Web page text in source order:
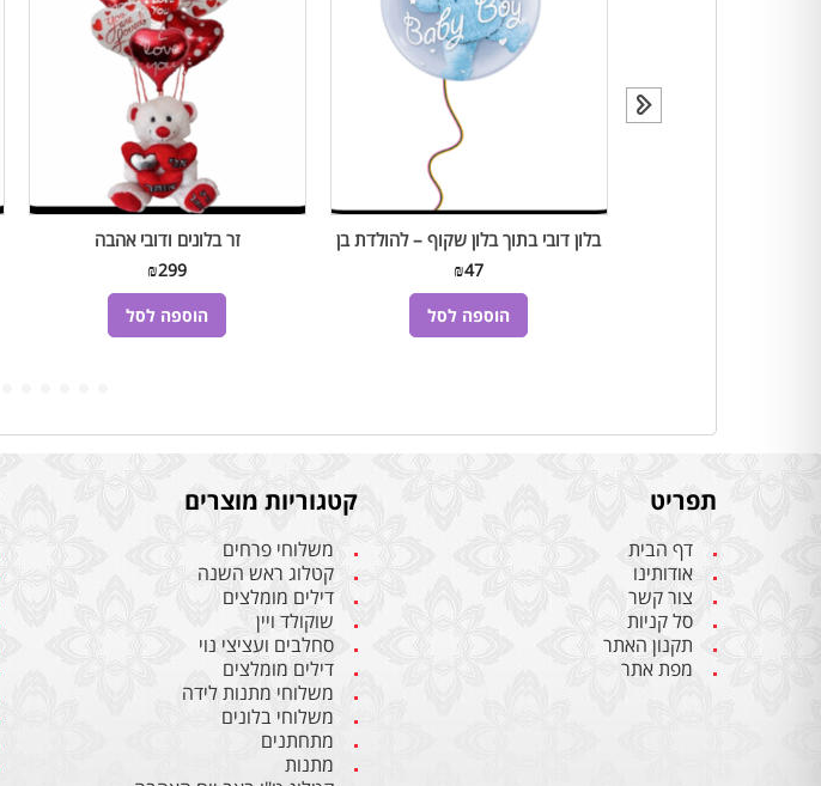
זר בלונים ודובי אהבה
₪299
הוספה לסל
בלון דובי בתוך בלון שקוף – להולדת בן
₪47
הוספה לסל
תפריט
דף הבית
אודותינו
צור קשר
סל קניות
תקנון האתר
מפת אתר
קטגוריות מוצרים
משלוחי פרחים
קטלוג ראש השנה
דילים מומלצים
שוקולד ויין
סחלבים ועציצי נוי
דילים מומלצים
משלוחי מתנות לידה
משלוחי בלונים
מתחתנים
מתנות